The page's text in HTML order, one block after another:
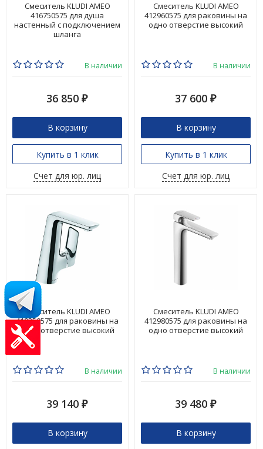
Смеситель KLUDI AMEO
416750575 для душа
настенный с подключением
шланга
В наличии
36 850 ₽
В корзину
Купить в 1 клик
Счет для юр. лиц
Смеситель KLUDI AMEO
412960575 для раковины на
одно отверстие высокий
В наличии
37 600 ₽
В корзину
Купить в 1 клик
Счет для юр. лиц
Смеситель KLUDI AMEO
410250575 для раковины на
одно отверстие высокий
В наличии
39 140 ₽
В корзину
Смеситель KLUDI AMEO
412980575 для раковины на
одно отверстие высокий
В наличии
39 480 ₽
В корзину